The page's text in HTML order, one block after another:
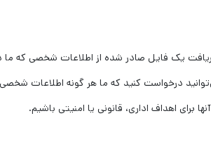
یک فایل صادر شده از اطلاعات شخصی که ما
درخواست کنید که ما هر گونه اطلاعات
برای اهداف اداری، قانونی یا امنیتی باشیم.